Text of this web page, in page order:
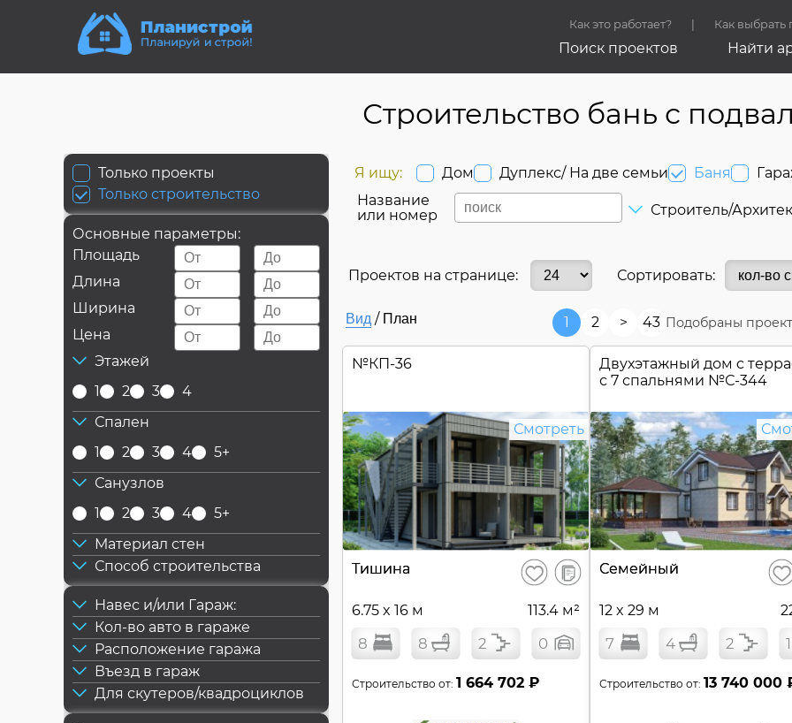
Как это работает? Как выбрать
Поиск проектов Найти
Строительство бань с
Я ищу: Дом Дуплекс/ На две семьи Баня
Название
или номер
Строитель/
Только проекты
Только строительство
Основные параметры:
Площадь
Длина
Ширина
Цена
Этажей
1
2 3
4
Спален
1
2 3 4
5+
Санузлов
1
2 3 4
5+
Материал стен
Способ строительства
Навес и/или Гараж:
Кол-во авто в гараже
Расположение гаража
Въезд в гараж
Для скутеров/квадроциклов
Проектов на странице: Сортировать:
Вид / План 1 2 > 43 Подобраны
№КП-36
Смотреть
Тишина Сохранить
В
сравнение
6.75 x 16 м 113.4 м²
8 8 2 0
Строительство от: 1 664 702 ₽
Двухэтажный дом c
с 7 спальнями №С-344
Семейный
12 x 29 м
7 4 2 1
Строительство от:13 740 000